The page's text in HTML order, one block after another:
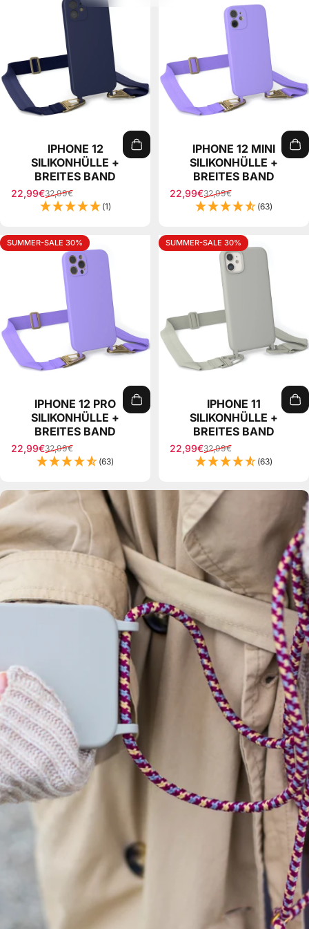
IPHONE 12
SILIKONHÜLLE +
BREITES BAND
Sale price
22,99€
Regular price
32,99€
(1)
IPHONE 12 MINI
SILIKONHÜLLE +
BREITES BAND
Sale price
22,99€
Regular price
32,99€
(63)
SUMMER-SALE 30%
IPHONE 12 PRO
SILIKONHÜLLE +
BREITES BAND
Sale price
22,99€
Regular price
32,99€
(63)
SUMMER-SALE 30%
IPHONE 11
SILIKONHÜLLE +
BREITES BAND
Sale price
22,99€
Regular price
32,99€
(63)